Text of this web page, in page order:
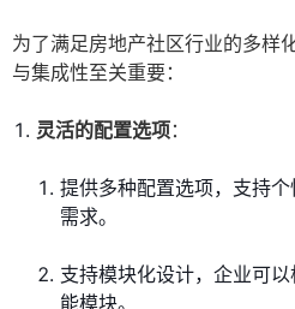
为了满足房地产社区行业的多样
与集成性至关重要：
灵活的配置选项：
提供多种配置选项，支持
需求。
支持模块化设计，企业可
能模块。